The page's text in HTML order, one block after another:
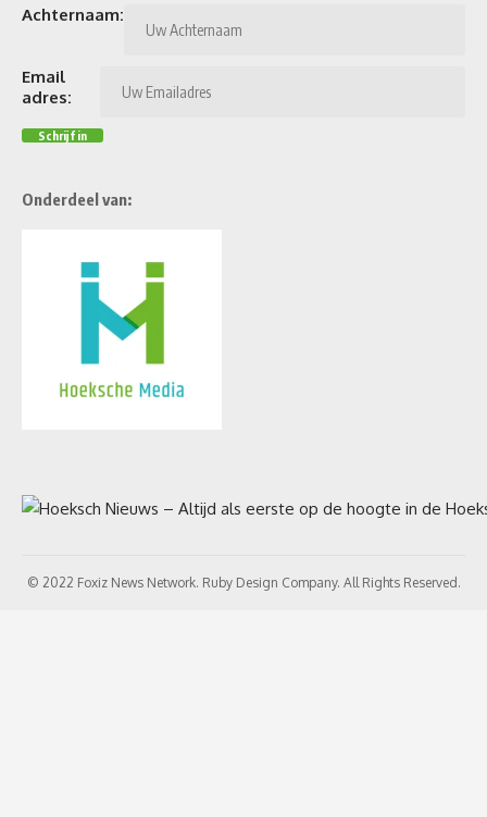
Achternaam:
Email
adres:
Onderdeel van:
© 2022 Foxiz News Network. Ruby Design Company. All Rights Reserved.